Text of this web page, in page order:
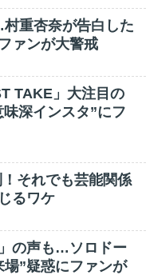
重杏奈が告白した
ァンが大警戒
TAKE」大注目の
深インスタ”にフ
それでも芸能関係
るワケ
の声も…ソロドー
”疑惑にファンが